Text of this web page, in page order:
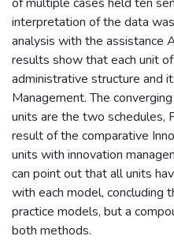
interpretation of the data
analysis with the assistance
results show that each unit
administrative structure and
Management. The
units are the two schedules,
result of the comparative
units with innovation
can point out that all units
with each model, concluding
practice models, but a
both methods.